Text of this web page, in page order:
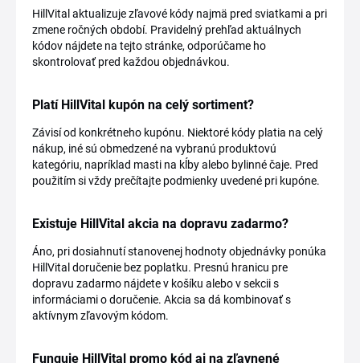
HillVital aktualizuje zľavové kódy najmä pred sviatkami a pri
zmene ročných období. Pravidelný prehľad aktuálnych
kódov nájdete na tejto stránke, odporúčame ho
skontrolovať pred každou objednávkou.
Platí HillVital kupón na celý sortiment?
Závisí od konkrétneho kupónu. Niektoré kódy platia na celý
nákup, iné sú obmedzené na vybranú produktovú
kategóriu, napríklad masti na kĺby alebo bylinné čaje. Pred
použitím si vždy prečítajte podmienky uvedené pri kupóne.
Existuje HillVital akcia na dopravu zadarmo?
Áno, pri dosiahnutí stanovenej hodnoty objednávky ponúka
HillVital doručenie bez poplatku. Presnú hranicu pre
dopravu zadarmo nájdete v košíku alebo v sekcii s
informáciami o doručenie. Akcia sa dá kombinovať s
aktívnym zľavovým kódom.
Funguje HillVital promo kód aj na zľavnené